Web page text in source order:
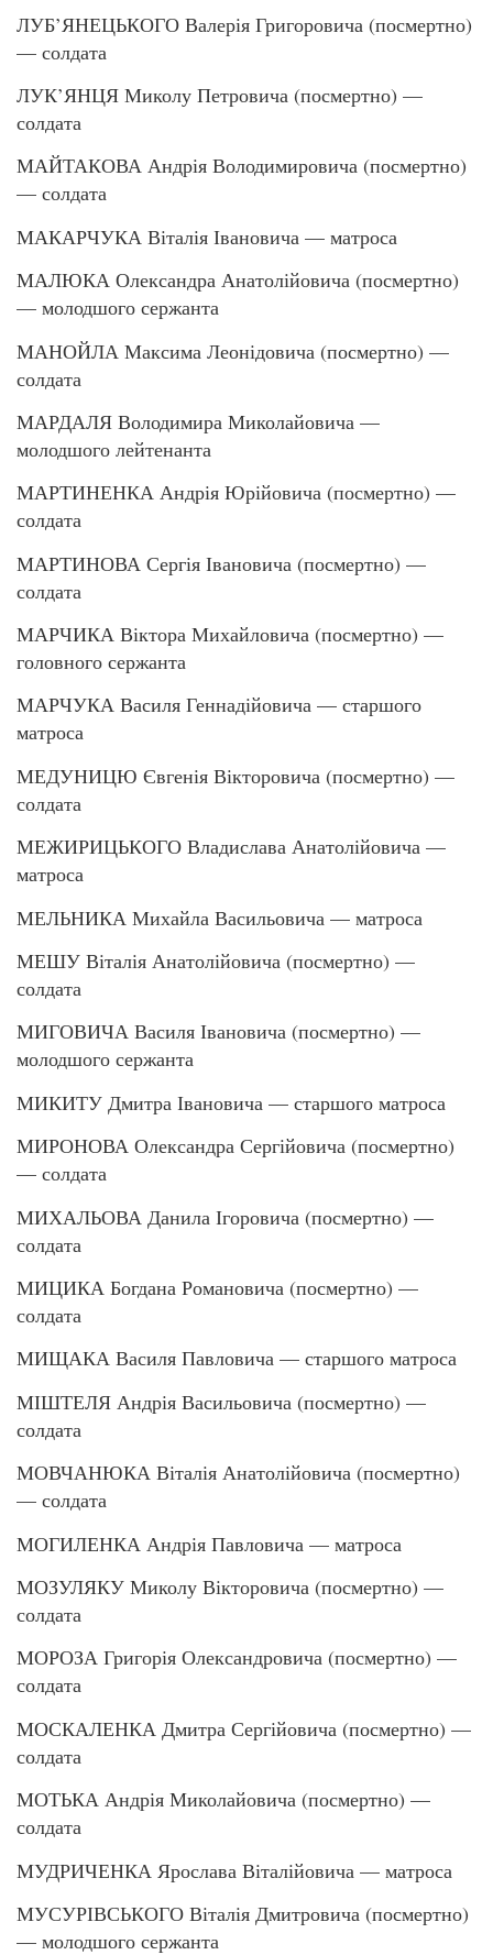
ЛУБ’ЯНЕЦЬКОГО Валерія Григоровича (посмертно)
— солдата
ЛУК’ЯНЦЯ Миколу Петровича (посмертно) —
солдата
МАЙТАКОВА Андрія Володимировича (посмертно)
— солдата
МАКАРЧУКА Віталія Івановича — матроса
МАЛЮКА Олександра Анатолійовича (посмертно)
— молодшого сержанта
МАНОЙЛА Максима Леонідовича (посмертно) —
солдата
МАРДАЛЯ Володимира Миколайовича —
молодшого лейтенанта
МАРТИНЕНКА Андрія Юрійовича (посмертно) —
солдата
МАРТИНОВА Сергія Івановича (посмертно) —
солдата
МАРЧИКА Віктора Михайловича (посмертно) —
головного сержанта
МАРЧУКА Василя Геннадійовича — старшого
матроса
МЕДУНИЦЮ Євгенія Вікторовича (посмертно) —
солдата
МЕЖИРИЦЬКОГО Владислава Анатолійовича —
матроса
МЕЛЬНИКА Михайла Васильовича — матроса
МЕШУ Віталія Анатолійовича (посмертно) —
солдата
МИГОВИЧА Василя Івановича (посмертно) —
молодшого сержанта
МИКИТУ Дмитра Івановича — старшого матроса
МИРОНОВА Олександра Сергійовича (посмертно)
— солдата
МИХАЛЬОВА Данила Ігоровича (посмертно) —
солдата
МИЦИКА Богдана Романовича (посмертно) —
солдата
МИЩАКА Василя Павловича — старшого матроса
МІШТЕЛЯ Андрія Васильовича (посмертно) —
солдата
МОВЧАНЮКА Віталія Анатолійовича (посмертно)
— солдата
МОГИЛЕНКА Андрія Павловича — матроса
МОЗУЛЯКУ Миколу Вікторовича (посмертно) —
солдата
МОРОЗА Григорія Олександровича (посмертно) —
солдата
МОСКАЛЕНКА Дмитра Сергійовича (посмертно) —
солдата
МОТЬКА Андрія Миколайовича (посмертно) —
солдата
МУДРИЧЕНКА Ярослава Віталійовича — матроса
МУСУРІВСЬКОГО Віталія Дмитровича (посмертно)
— молодшого сержанта